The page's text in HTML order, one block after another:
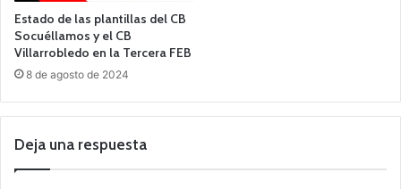
Estado de las plantillas del CB
Socuéllamos y el CB
Villarrobledo en la Tercera FEB
8 de agosto de 2024
Deja una respuesta